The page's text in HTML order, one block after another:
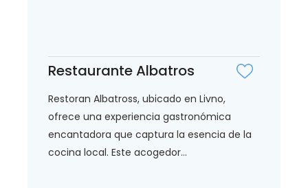
Restaurante Albatros
Restoran Albatross, ubicado en Livno,
ofrece una experiencia gastronómica
encantadora que captura la esencia de la
cocina local. Este acogedor...